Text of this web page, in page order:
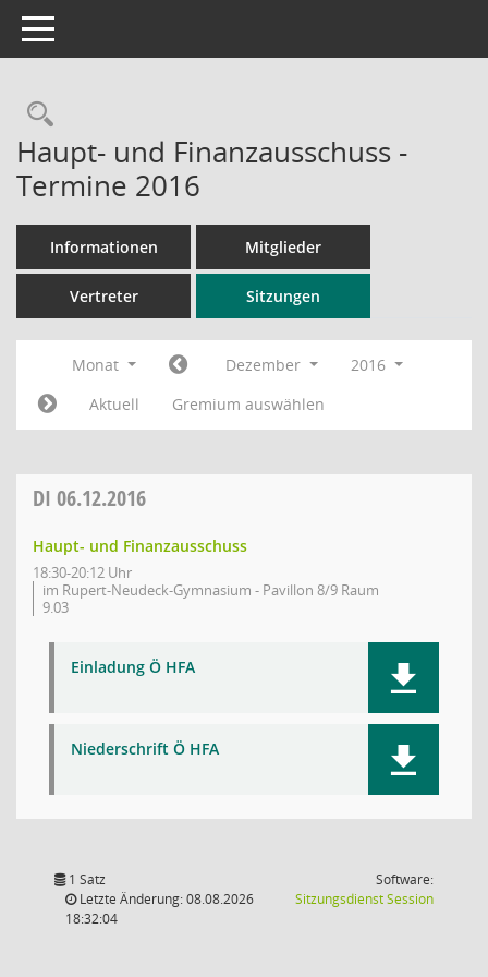
Toggle navigation
Rechercheauswahl
Haupt- und Finanzausschuss -
Termine 2016
Informationen Mitglieder
Vertreter Sitzungen
Monat Dezember
2016
Aktuell
Gremium auswählen
DI 06.12.2016
Haupt- und Finanzausschuss
18:30-20:12 Uhr
im Rupert-Neudeck-Gymnasium - Pavillon 8/9 Raum
9.03
Einladung Ö HFA
Niederschrift Ö HFA
1 Satz
Letzte Änderung: 08.08.2026
18:32:04
Software:
SitzungsdienstSession(Wird in